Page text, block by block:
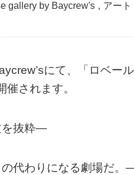
gallery by Baycrew's , アート
にて、「ロベー
されます。
を抜粋—
代わりになる劇場だ